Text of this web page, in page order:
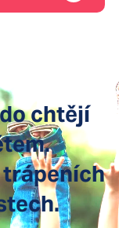
chtějí
trápeních